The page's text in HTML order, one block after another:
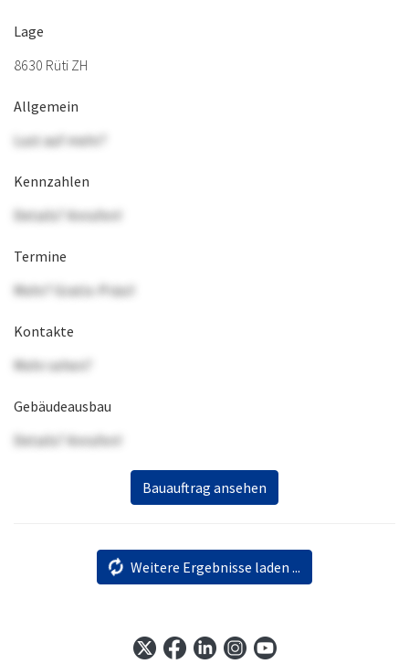
Lage
8630 Rüti ZH
Allgemein
Lust auf mehr?
Kennzahlen
Details? Anrufen!
Termine
Mehr? Gratis-Präsi!
Kontakte
Mehr sehen?
Gebäudeausbau
Details? Anrufen!
Bauauftrag ansehen
Weitere Ergebnisse laden ...